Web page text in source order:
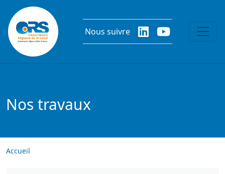
Aller au contenu principal
Nous suivre
Nos travaux
Accueil